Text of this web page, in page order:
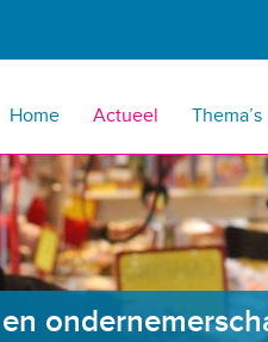
Home Actueel Thema’s